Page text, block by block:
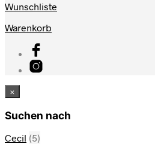
Wunschliste
Warenkorb
×
Suchen nach
Cecil (5)